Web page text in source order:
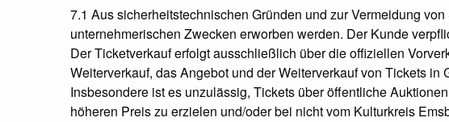
7.1 Aus sicherheitstechnischen Gründen und zur Vermeidung
unternehmerischen Zwecken erworben werden. Der Kunde
Der Ticketverkauf erfolgt ausschließlich über die offiziellen
Weiterverkauf, das Angebot und der Weiterverkauf von Tickets
Insbesondere ist es unzulässig, Tickets über öffentliche
höheren Preis zu erzielen und/oder bei nicht vom Kulturkreis